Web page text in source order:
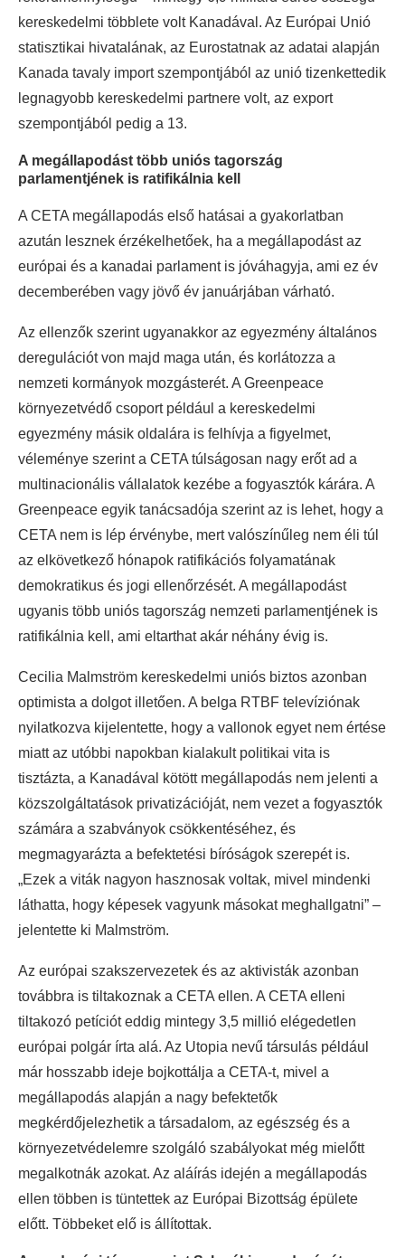
kereskedelmi többlete volt Kanadával. Az Európai Unió
statisztikai hivatalának, az Eurostatnak az adatai alapján
Kanada tavaly import szempontjából az unió tizenkettedik
legnagyobb kereskedelmi partnere volt, az export
szempontjából pedig a 13.
A megállapodást több uniós tagország
parlamentjének is ratifikálnia kell
A CETA megállapodás első hatásai a gyakorlatban
azután lesznek érzékelhetőek, ha a megállapodást az
európai és a kanadai parlament is jóváhagyja, ami ez év
decemberében vagy jövő év januárjában várható.
Az ellenzők szerint ugyanakkor az egyezmény általános
deregulációt von majd maga után, és korlátozza a
nemzeti kormányok mozgásterét. A Greenpeace
környezetvédő csoport például a kereskedelmi
egyezmény másik oldalára is felhívja a figyelmet,
véleménye szerint a CETA túlságosan nagy erőt ad a
multinacionális vállalatok kezébe a fogyasztók kárára. A
Greenpeace egyik tanácsadója szerint az is lehet, hogy a
CETA nem is lép érvénybe, mert valószínűleg nem éli túl
az elkövetkező hónapok ratifikációs folyamatának
demokratikus és jogi ellenőrzését. A megállapodást
ugyanis több uniós tagország nemzeti parlamentjének is
ratifikálnia kell, ami eltarthat akár néhány évig is.
Cecilia Malmström kereskedelmi uniós biztos azonban
optimista a dolgot illetően. A belga RTBF televíziónak
nyilatkozva kijelentette, hogy a vallonok egyet nem értése
miatt az utóbbi napokban kialakult politikai vita is
tisztázta, a Kanadával kötött megállapodás nem jelenti a
közszolgáltatások privatizációját, nem vezet a fogyasztók
számára a szabványok csökkentéséhez, és
megmagyarázta a befektetési bíróságok szerepét is.
„Ezek a viták nagyon hasznosak voltak, mivel mindenki
láthatta, hogy képesek vagyunk másokat meghallgatni” –
jelentette ki Malmström.
Az európai szakszervezetek és az aktivisták azonban
továbbra is tiltakoznak a CETA ellen. A CETA elleni
tiltakozó petíciót eddig mintegy 3,5 millió elégedetlen
európai polgár írta alá. Az Utopia nevű társulás például
már hosszabb ideje bojkottálja a CETA-t, mivel a
megállapodás alapján a nagy befektetők
megkérdőjelezhetik a társadalom, az egészség és a
környezetvédelemre szolgáló szabályokat még mielőtt
megalkotnák azokat. Az aláírás idején a megállapodás
ellen többen is tüntettek az Európai Bizottság épülete
előtt. Többeket elő is állítottak.